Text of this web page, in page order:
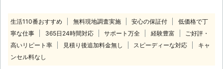
生活110番おすすめ 無料現地調査実施 安心の保証付
低価格で丁
寧な仕事
365日24時間対応 サポート万全 経験豊富
ご好評・
高いリピート率
見積り後追加料金無し スピーディーな対応
キャ
ンセル料なし